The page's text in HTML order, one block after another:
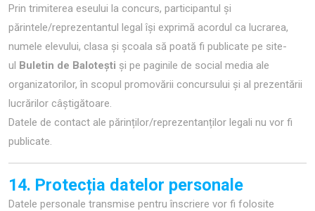
Prin trimiterea eseului la concurs, participantul și
părintele/reprezentantul legal își exprimă acordul ca lucrarea,
numele elevului, clasa și școala să poată fi publicate pe site-
ul Buletin de Balotești și pe paginile de social media ale
organizatorilor, în scopul promovării concursului și al prezentării
lucrărilor câștigătoare.
Datele de contact ale părinților/reprezentanților legali nu vor fi
publicate.
14. Protecția datelor personale
Datele personale transmise pentru înscriere vor fi folosite